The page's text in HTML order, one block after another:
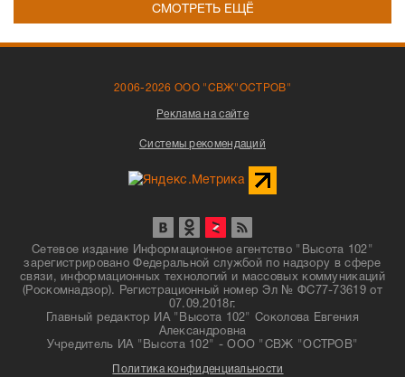
СМОТРЕТЬ ЕЩЁ
2006-2026 ООО "СВЖ"ОСТРОВ"
Реклама на сайте
Системы рекомендаций
Сетевое издание Информационное агентство "Высота 102"
зарегистрировано Федеральной службой по надзору в сфере
связи, информационных технологий и массовых коммуникаций
(Роскомнадзор). Регистрационный номер Эл № ФС77-73619 от
07.09.2018г.
Главный редактор ИА "Высота 102" Соколова Евгения
Александровна
Учредитель ИА "Высота 102" - ООО "СВЖ "ОСТРОВ"
Политика конфиденциальности